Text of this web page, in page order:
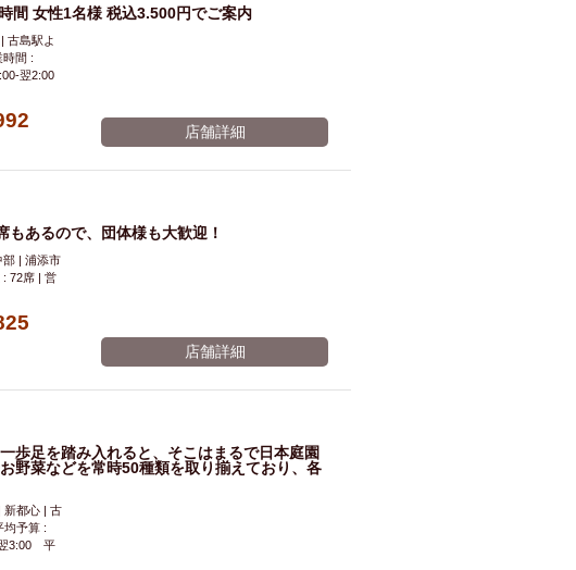
間 女性1名様 税込3.500円でご案内
古島駅よ
時間 :
翌2:00
店舗詳細
あるので、団体様も大歓迎！
部 | 浦添市
: 72席 | 営
店舗詳細
歩足を踏み入れると、そこはまるで日本庭園
野菜などを常時50種類を取り揃えており、各
新都心 | 古
均予算 :
翌3:00 平